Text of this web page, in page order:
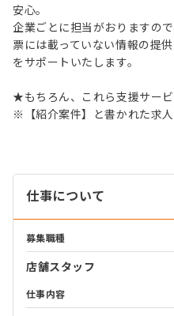
安心。
企業ごとに担当がおりますの
票には載っていない情報の提
をサポートいたします。
★もちろん、これら支援サー
※【紹介案件】と書かれた求人
仕事について
募集職種
店舗スタッフ
仕事内容